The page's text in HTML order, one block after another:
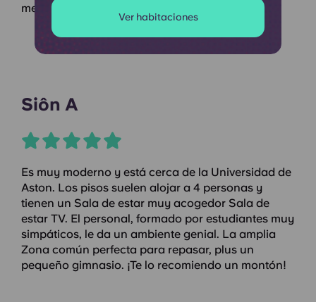
Ver habitaciones
mejor. ¡Me lo he pasado genial!
Siôn A
Es muy moderno y está cerca de la Universidad de
Aston. Los pisos suelen alojar a 4 personas y
tienen un Sala de estar muy acogedor Sala de
estar TV. El personal, formado por estudiantes muy
simpáticos, le da un ambiente genial. La amplia
Zona común perfecta para repasar, plus un
pequeño gimnasio. ¡Te lo recomiendo un montón!